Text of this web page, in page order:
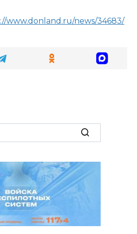
www.donland.ru/news/34683/